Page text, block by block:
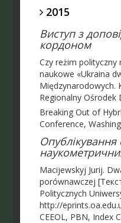
2015
Виступ з
кордоном
Czy reżim polityczny
naukowe «Ukraina
Międzynarodowych.
Regionalny Ośrodek
Breaking Out of
Conference,
Опублікування
Macijewskyj Jurij.
porównawczej
Politycznych
http://
CEEOL, PBN, Index